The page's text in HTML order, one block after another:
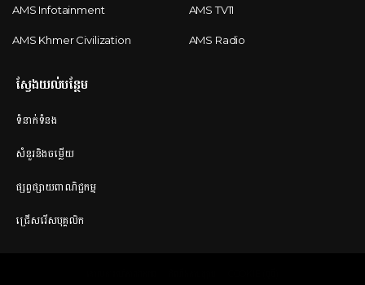
AMS Infotainment
AMS Khmer Civilization
AMS TV11
AMS Radio
ស្វែងយល់បន្ថែម
ទំនាក់ទំនង
សំនួរនិងចម្លើយ
ផ្សព្វផ្សាយពាណិជ្ជកម្ម
ជ្រើសរើសបុគ្គលិក